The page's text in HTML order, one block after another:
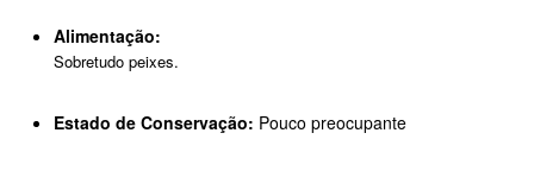
Alimentação:
Sobretudo peixes.
Estado de Conservação: Pouco preocupante